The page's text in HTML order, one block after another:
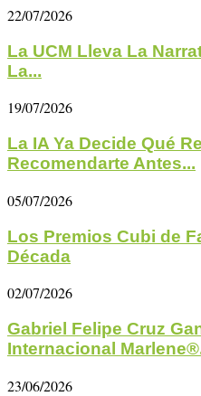
22/07/2026
La UCM Lleva La
La...
19/07/2026
La IA Ya Decide Qué
Recomendarte Antes...
05/07/2026
Los Premios Cubi de
Década
02/07/2026
Gabriel Felipe Cruz
Internacional
23/06/2026